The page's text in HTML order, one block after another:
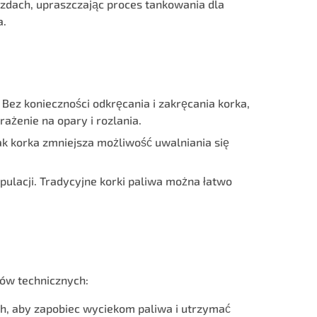
upraszczając proces tankowania dla
konieczności odkręcania i zakręcania korka,
na opary i rozlania.
korka zmniejsza możliwość uwalniania się
Tradycyjne korki paliwa można łatwo
technicznych:
aby zapobiec wyciekom paliwa i utrzymać